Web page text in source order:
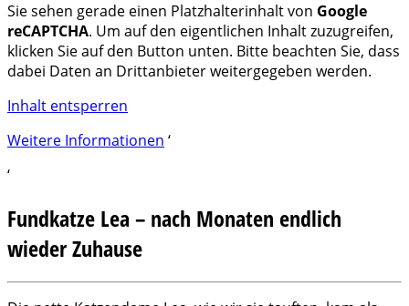
Sie sehen gerade einen Platzhalterinhalt von Google
reCAPTCHA. Um auf den eigentlichen Inhalt zuzugreifen,
klicken Sie auf den Button unten. Bitte beachten Sie, dass
dabei Daten an Drittanbieter weitergegeben werden.
Inhalt entsperren
Weitere Informationen ‘
‘
Fundkatze Lea – nach Monaten endlich
wieder Zuhause